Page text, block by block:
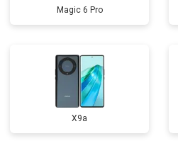
Magic 6 Pro
X9a